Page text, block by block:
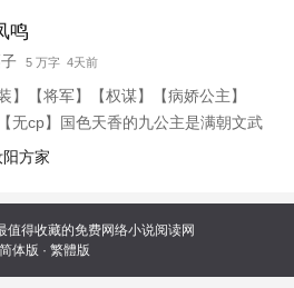
鸣
5 万字 4天前
】【将军】【权谋】【病娇公主】
无cp】国色天香的九公主是满朝文武
子。 三步一喘，五步一咳。太医坦言
所周知，那里的校尉卫昭是个冷面阎
张脸，杀人不见血。 同僚皆言他这辈
婆娘。直到有一天，冷面阎王遇到了
所有人都等着看卫昭如何被折磨得生
方家
值得收藏的免费网络小说阅读网
简体版 · 繁體版